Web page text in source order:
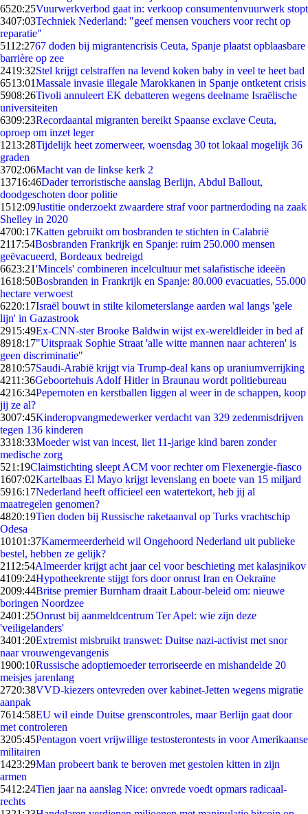
6520:25Vuurwerkverbod gaat in: verkoop consumentenvuurwerk stopt
3407:03Techniek Nederland: "geef mensen vouchers voor recht op
reparatie"
5112:2767 doden bij migrantencrisis Ceuta, Spanje plaatst opblaasbare
barrière op zee
2419:32Stel krijgt celstraffen na levend koken baby in veel te heet bad
6513:01Massale invasie illegale Marokkanen in Spanje ontketent crisis
5908:26Tivoli annuleert EK debatteren wegens deelname Israëlische
universiteiten
6309:23Recordaantal migranten bereikt Spaanse exclave Ceuta,
oproep om inzet leger
1213:28Tijdelijk heet zomerweer, woensdag 30 tot lokaal mogelijk 36
graden
3702:06Macht van de linkse kerk 2
13716:46Dader terroristische aanslag Berlijn, Abdul Ballout,
doodgeschoten door politie
1512:09Justitie onderzoekt zwaardere straf voor partnerdoding na zaak
Shelley in 2020
4700:17Katten gebruikt om bosbranden te stichten in Calabrië
2117:54Bosbranden Frankrijk en Spanje: ruim 250.000 mensen
geëvacueerd, Bordeaux bedreigd
6623:21'Mincels' combineren incelcultuur met salafistische ideeën
1618:50Bosbranden in Frankrijk en Spanje: 80.000 evacuaties, 55.000
hectare verwoest
6220:17Israël bouwt in stilte kilometerslange aarden wal langs 'gele
lijn' in Gazastrook
2915:49Ex-CNN-ster Brooke Baldwin wijst ex-wereldleider in bed af
8918:17"Uitspraak Sophie Straat 'alle witte mannen naar achteren' is
geen discriminatie"
2810:57Saudi-Arabië krijgt via Trump-deal kans op uraniumverrijking
4211:36Geboortehuis Adolf Hitler in Braunau wordt politiebureau
4216:34Pepernoten en kerstballen liggen al weer in de schappen, koop
jij ze al?
3007:45Kinderopvangmedewerker verdacht van 329 zedenmisdrijven
tegen 136 kinderen
3318:33Moeder wist van incest, liet 11-jarige kind baren zonder
medische zorg
521:19Claimstichting sleept ACM voor rechter om Flexenergie-fiasco
1607:02Kartelbaas El Mayo krijgt levenslang en boete van 15 miljard
5916:17Nederland heeft officieel een watertekort, heb jij al
maatregelen genomen?
4820:19Tien doden bij Russische raketaanval op Turks vrachtschip
Odesa
10101:37Kamermeerderheid wil Ongehoord Nederland uit publieke
bestel, hebben ze gelijk?
2112:54Almeerder krijgt acht jaar cel voor beschieting met kalasjnikov
4109:24Hypotheekrente stijgt fors door onrust Iran en Oekraïne
2009:44Britse premier Burnham draait Labour-beleid om: nieuwe
boringen Noordzee
2401:25Onrust bij aanmeldcentrum Ter Apel: wie zijn deze
'veiligelanders'
3401:20Extremist misbruikt transwet: Duitse nazi-activist met snor
naar vrouwengevangenis
1900:10Russische adoptiemoeder terroriseerde en mishandelde 20
meisjes jarenlang
2720:38VVD-kiezers ontevreden over kabinet-Jetten wegens migratie
aanpak
7614:58EU wil einde Duitse grenscontroles, maar Berlijn gaat door
met controleren
3205:45Pentagon voert vrijwillige testosterontests in voor Amerikaanse
militairen
1423:29Man probeert bank te beroven met gestolen kitten in zijn
armen
5412:24Tien jaar na aanslag Nice: onvrede voedt opmars radicaal-
rechts